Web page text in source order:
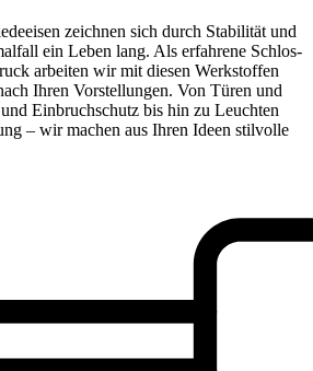
zeich­nen sich durch Sta­bi­li­tät und
ein Leben lang. Als erfah­re­ne Schlos­
arbei­ten wir mit die­sen Werk­stof­fen
Ihren Vor­stel­lun­gen. Von Türen und
Ein­bruch­schutz bis hin zu Leuch­ten
– wir machen aus Ihren Ideen stil­vol­le